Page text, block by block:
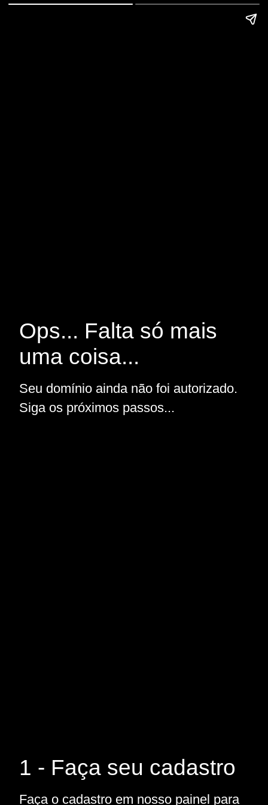
Ops... Falta só mais
uma coisa...
Seu domínio ainda não foi autorizado.
Siga os próximos passos...
1 - Faça seu cadastro
Faça o cadastro em nosso painel para